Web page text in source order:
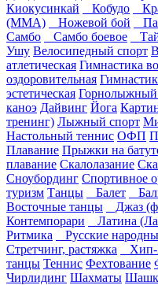
Киокусинкай
Кобудо
(ММА)
Ножевой бой
Самбо
Самбо боевое
Ушу Велосипедный спорт
атлетическая Гимнастика
оздоровительная
эстетическая Горнолыжный
каноэ Дайвинг Йога
тренинг) Лыжный спорт
Настольный теннис ОФП
Плавание Прыжки на
плавание Скалолазание
Сноубординг Спортивное
туризм Танцы Балет
Восточные танцы
Джаз
Контемпорари
Латина
Ритмика
Русские
Стретчинг, растяжка
Хип-
танцы Теннис Фехтование
Чирлидинг Шахматы